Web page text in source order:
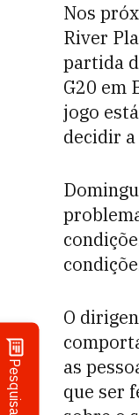
Pesquisa
Nos
River
partida
G20 em
jogo
decidir
O
as
que ser